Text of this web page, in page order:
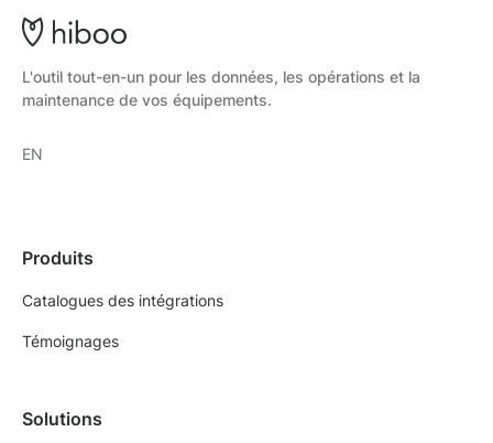
L'outil tout-en-un pour les données, les opérations et la
maintenance de vos équipements.
EN
Produits
Catalogues des intégrations
Témoignages
Solutions